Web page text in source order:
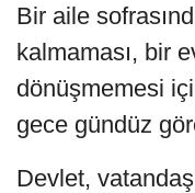
Bir aile
kalmaması, bir
dönüşmemesi
gece gündüz
Devlet,